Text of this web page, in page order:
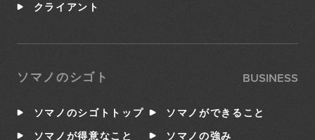
クライアント
ソマノのシゴト BUSINESS
ソマノのシゴトトップ ソマノができること
ソマノが得意なこと ソマノの強み